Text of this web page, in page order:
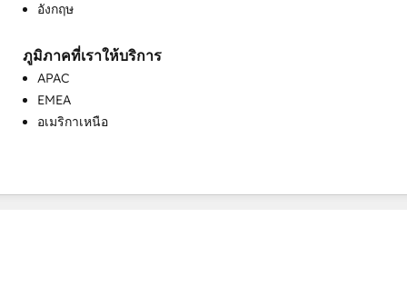
อังกฤษ
ภูมิภาคที่เราให้บริการ
APAC
EMEA
อเมริกาเหนือ